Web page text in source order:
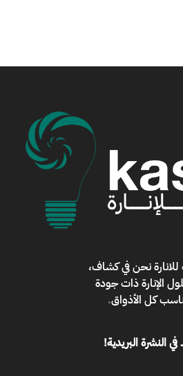
نحن في كشاف،
الإنارة ذات جودة
كل الأذواق.
النشرة البريدية!